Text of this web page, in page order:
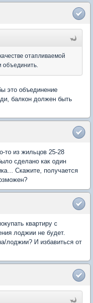
отапливаемой
объединить.
это объединение
балкон должен быть
то из жильцов 25-28
сделано как один
Скажите, получается
квартиру с
лоджии не будет.
лоджии? И избавиться от